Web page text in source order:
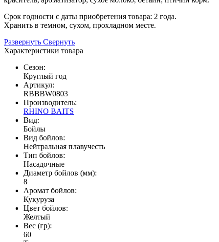
Срок годности с даты приобретения товара: 2 года.
Хранить в темном, сухом, прохладном месте.
Развернуть Свернуть
Характеристики товара
Сезон:
Круглый год
Артикул:
RBBBW0803
Производитель:
RHINO BAITS
Вид:
Бойлы
Вид бойлов:
Нейтральная плавучесть
Тип бойлов:
Насадочные
Диаметр бойлов (мм):
8
Аромат бойлов:
Кукуруза
Цвет бойлов:
Желтый
Вес (гр):
60